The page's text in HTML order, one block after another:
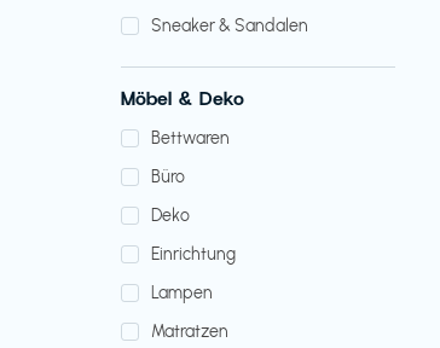
Sneaker & Sandalen
Möbel & Deko
Bettwaren
Büro
Deko
Einrichtung
Lampen
Matratzen